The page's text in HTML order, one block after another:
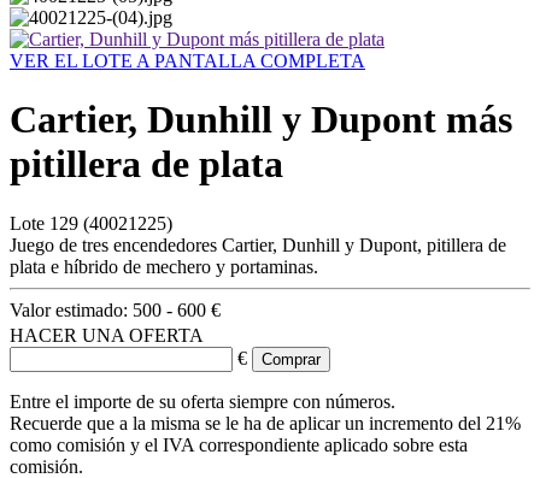
VER EL LOTE A PANTALLA COMPLETA
Cartier, Dunhill y Dupont más
pitillera de plata
Lote 129 (40021225)
Juego de tres encendedores Cartier, Dunhill y Dupont, pitillera de
plata e híbrido de mechero y portaminas.
Valor estimado: 500 - 600 €
HACER UNA OFERTA
€
Entre el importe de su oferta siempre con números.
Recuerde que a la misma se le ha de aplicar un incremento del 21%
como comisión y el IVA correspondiente aplicado sobre esta
comisión.